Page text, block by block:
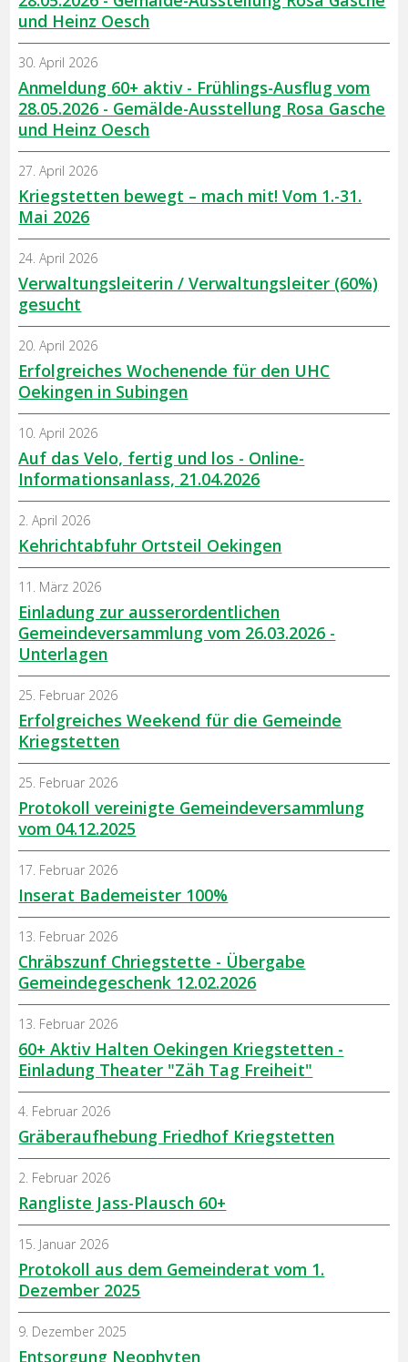
und Heinz Oesch
Anmeldung 60+ aktiv - Frühlings-Ausflug vom
28.05.2026 - Gemälde-Ausstellung Rosa Gasche
und Heinz Oesch
30. April 2026
Kriegstetten bewegt – mach mit! Vom 1.-31.
Mai 2026
27. April 2026
Verwaltungsleiterin / Verwaltungsleiter (60%)
gesucht
24. April 2026
Erfolgreiches Wochenende für den UHC
Oekingen in Subingen
20. April 2026
Auf das Velo, fertig und los - Online-
Informationsanlass, 21.04.2026
10. April 2026
Kehrichtabfuhr Ortsteil Oekingen
2. April 2026
Einladung zur ausserordentlichen
Gemeindeversammlung vom 26.03.2026 -
Unterlagen
11. März 2026
Erfolgreiches Weekend für die Gemeinde
Kriegstetten
25. Februar 2026
Protokoll vereinigte Gemeindeversammlung
vom 04.12.2025
25. Februar 2026
Inserat Bademeister 100%
17. Februar 2026
Chräbszunf Chriegstette - Übergabe
Gemeindegeschenk 12.02.2026
13. Februar 2026
60+ Aktiv Halten Oekingen Kriegstetten -
Einladung Theater "Zäh Tag Freiheit"
13. Februar 2026
Gräberaufhebung Friedhof Kriegstetten
4. Februar 2026
Rangliste Jass-Plausch 60+
2. Februar 2026
Protokoll aus dem Gemeinderat vom 1.
Dezember 2025
15. Januar 2026
Entsorgung Neophyten
9. Dezember 2025